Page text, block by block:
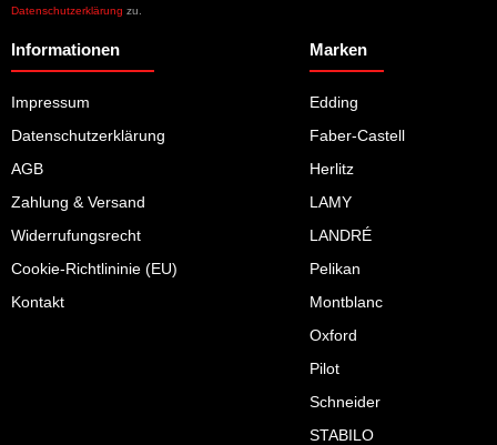
Datenschutzerklärung zu.
Informationen
Impressum
Datenschutzerklärung
AGB
Zahlung & Versand
Widerrufungsrecht
Cookie-Richtlininie (EU)
Kontakt
Marken
Edding
Faber-Castell
Herlitz
LAMY
LANDRÉ
Pelikan
Montblanc
Oxford
Pilot
Schneider
STABILO